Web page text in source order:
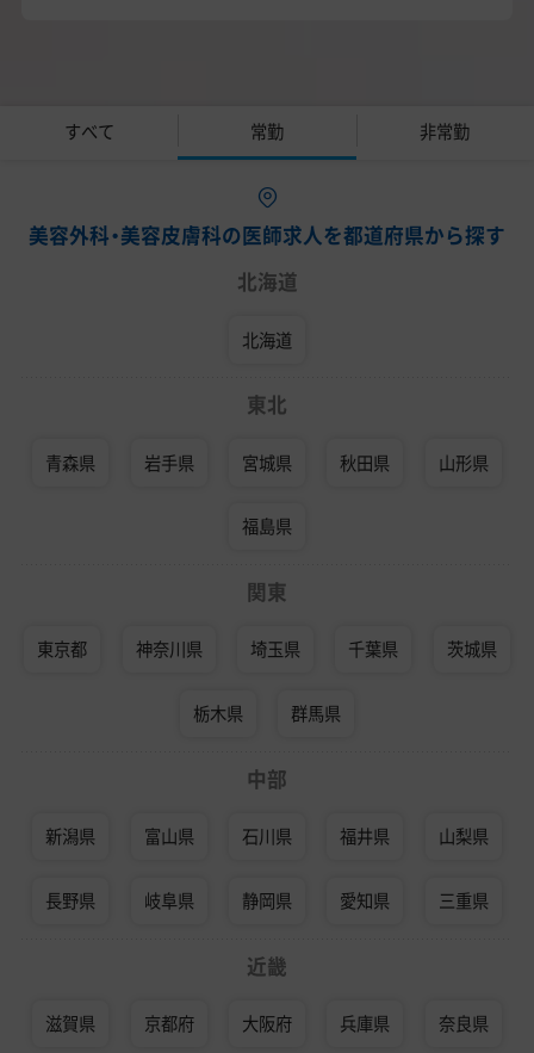
すべて 常勤 非常勤
美容外科・美容皮膚科の医師求人を都道府県から探す
北海道
北海道
東北
青森県 岩手県 宮城県 秋田県 山形県
福島県
関東
東京都 神奈川県 埼玉県 千葉県 茨城県
栃木県 群馬県
中部
新潟県 富山県 石川県 福井県 山梨県
長野県 岐阜県 静岡県 愛知県 三重県
近畿
滋賀県 京都府 大阪府 兵庫県 奈良県